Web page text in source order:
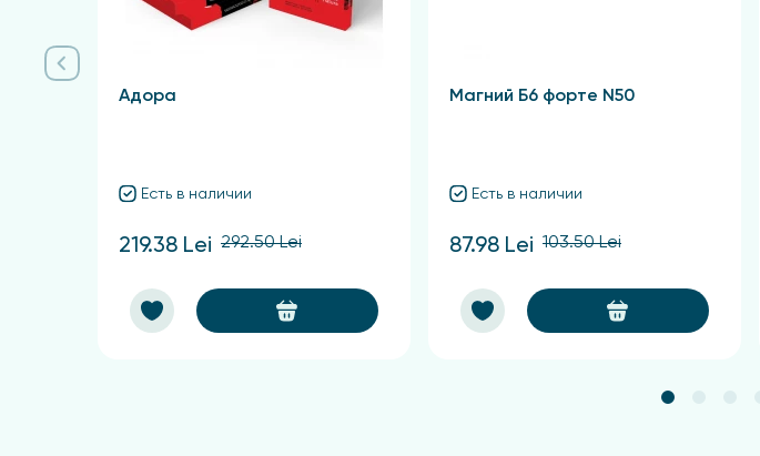
Рекомендации по применению
Адора
Есть в наличии
219.38 Lei 292.50 Lei
Магний Б6 форте N50
Есть в наличии
87.98 Lei 103.50 Lei